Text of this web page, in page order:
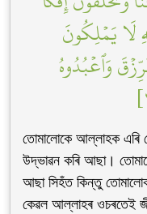
لَا يَمۡلِكُونَ
وَٱعۡبُدُوهُ
তোমালোকে আল্লাহক এৰি
উদ্ভাৱন কৰি আছা।
আছা সিহঁত কিন্তু
কেৱল আল্লাহৰ ওচৰতেই